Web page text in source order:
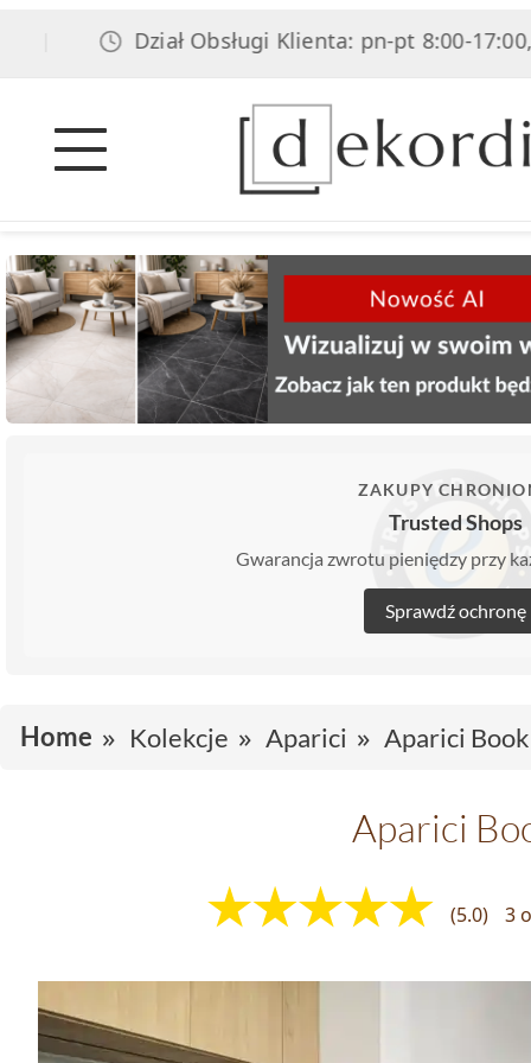
Dział Obsługi Klienta: pn-pt 8:00-17:00,
ZAKUPY
Trusted Shops
Gwarancja zwrotu pieniędzy przy
Sprawdź ochronę
Home Kolekcje Aparici Aparici Book
Aparici
(5.0) 3